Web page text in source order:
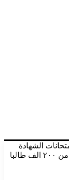
الشهادة
2024المؤجلة في موعدها المحدد و تسجيل اكثر من ٢٠٠ الف طالبا